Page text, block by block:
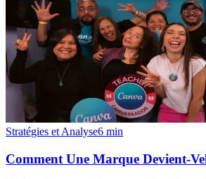
Stratégies et Analyse6 min
Comment Une Marque Devient-